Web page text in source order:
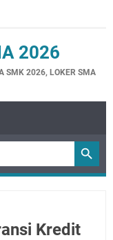
2026
SMK 2026, LOKER SMA
Kredit